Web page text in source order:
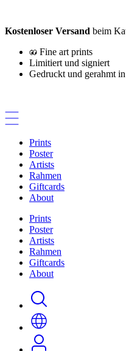
springen
Kostenloser Versand beim
Fine art prints
Limitiert und signiert
Gedruckt und gerahmt
Prints
Poster
Artists
Rahmen
Giftcards
About
Prints
Poster
Artists
Rahmen
Giftcards
About